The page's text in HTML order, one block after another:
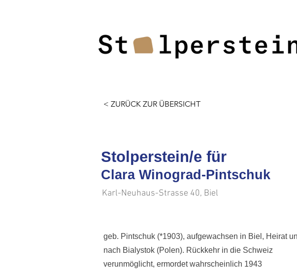
< ZURÜCK ZUR ÜBERSICHT
Stolperstein/e für
Clara Winograd-Pintschuk
Karl-Neuhaus-Strasse 40, Biel
geb. Pintschuk (*1903), aufgewachsen in Biel, Heirat
nach Bialystok (Polen). Rückkehr in die Schweiz
verunmöglicht, ermordet wahrscheinlich 1943